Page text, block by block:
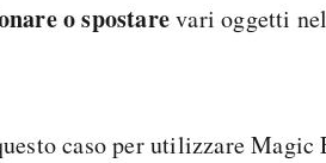
o spostarevari oggetti
caso per utilizzare Magic